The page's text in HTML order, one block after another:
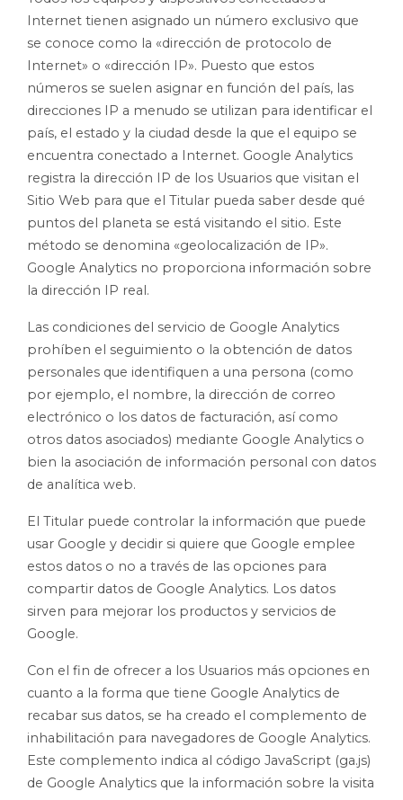
Internet tienen asignado un número exclusivo que
se conoce como la «dirección de protocolo de
Internet» o «dirección IP». Puesto que estos
números se suelen asignar en función del país, las
direcciones IP a menudo se utilizan para identificar el
país, el estado y la ciudad desde la que el equipo se
encuentra conectado a Internet. Google Analytics
registra la dirección IP de los Usuarios que visitan el
Sitio Web para que el Titular pueda saber desde qué
puntos del planeta se está visitando el sitio. Este
método se denomina «geolocalización de IP».
Google Analytics no proporciona información sobre
la dirección IP real.
Las condiciones del servicio de Google Analytics
prohíben el seguimiento o la obtención de datos
personales que identifiquen a una persona (como
por ejemplo, el nombre, la dirección de correo
electrónico o los datos de facturación, así como
otros datos asociados) mediante Google Analytics o
bien la asociación de información personal con datos
de analítica web.
El Titular puede controlar la información que puede
usar Google y decidir si quiere que Google emplee
estos datos o no a través de las opciones para
compartir datos de Google Analytics. Los datos
sirven para mejorar los productos y servicios de
Google.
Con el fin de ofrecer a los Usuarios más opciones en
cuanto a la forma que tiene Google Analytics de
recabar sus datos, se ha creado el complemento de
inhabilitación para navegadores de Google Analytics.
Este complemento indica al código JavaScript (ga.js)
de Google Analytics que la información sobre la visita